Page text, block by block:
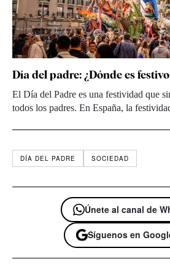
Día del padre: ¿Dónde es
El Día del Padre es una festividad que
todos los padres. En España, la
DÍA DEL PADRE SOCIEDAD
Únete al canal de
Síguenos en